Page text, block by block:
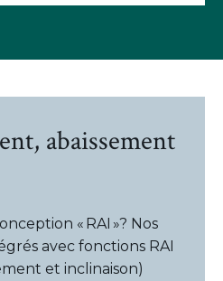
abaissement
« RAI »? Nos
avec fonctions RAI
et inclinaison)